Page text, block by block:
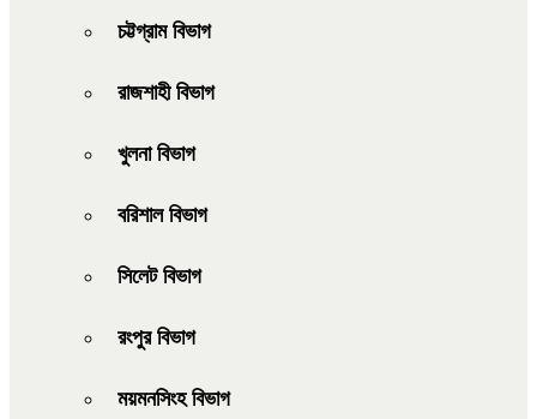
চট্টগ্রাম বিভাগ
রাজশাহী বিভাগ
খুলনা বিভাগ
বরিশাল বিভাগ
সিলেট বিভাগ
রংপুর বিভাগ
ময়মনসিংহ বিভাগ